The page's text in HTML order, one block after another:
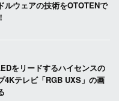
ルウェアの技術をOTOTENで
をリードするハイセンスの
4Kテレビ「RGB UXS」の画